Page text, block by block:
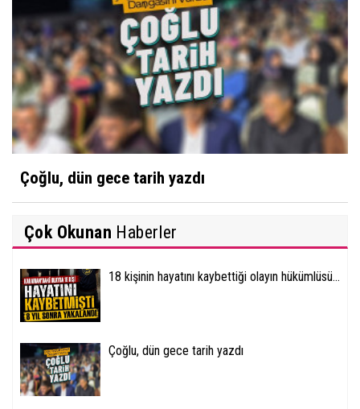
Çoğlu, dün gece tarih yazdı
Çok Okunan Haberler
18 kişinin hayatını kaybettiği olayın hükümlüsü...
Çoğlu, dün gece tarih yazdı